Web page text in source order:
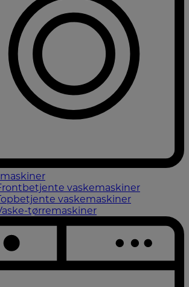
vaskemaskiner
vaskemaskiner
tørremaskiner